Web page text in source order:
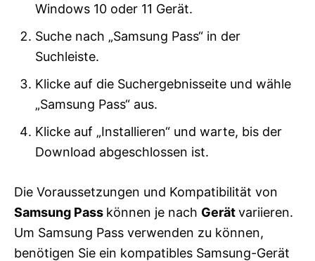
Windows 10 oder 11 Gerät.
Suche nach „Samsung Pass“ in der
Suchleiste.
Klicke auf die Suchergebnisseite und wähle
„Samsung Pass“ aus.
Klicke auf „Installieren“ und warte, bis der
Download abgeschlossen ist.
Die Voraussetzungen und Kompatibilität von
Samsung Pass können je nach Gerätvariieren.
Um Samsung Pass verwenden zu können,
benötigen Sie ein kompatibles Samsung-Gerät